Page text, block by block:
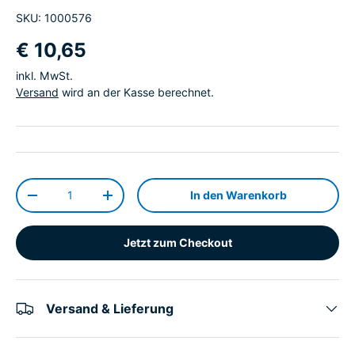
SKU: 1000576
€ 10,65
inkl. MwSt.
Versand wird an der Kasse berechnet.
Anzahl
-
+ In den Warenkorb
Jetzt zum Checkout
Versand & Lieferung